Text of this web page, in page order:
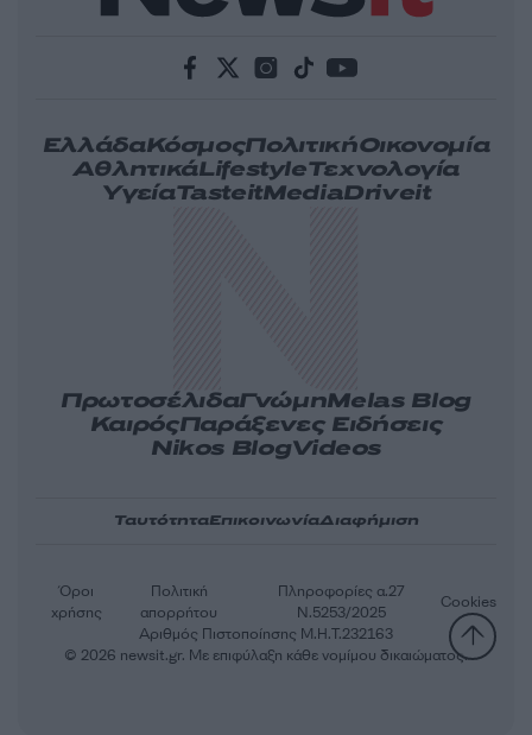
ΕλλάδαΚόσμοςΠολιτικήΟικονομία
ΑθλητικάLifestyleΤεχνολογία
ΥγείαTasteitMediaDriveit
ΠρωτοσέλιδαΓνώμηMelas Blog
ΚαιρόςΠαράξενες Ειδήσεις
Nikos BlogVideos
ΤαυτότηταΕπικοινωνίαΔιαφήμιση
Αριθμός Πιστοποίησης Μ.Η.Τ.232163
Όροι
χρήσης
Πολιτική
απορρήτου
Πληροφορίες α.27
Ν.5253/2025
Cookies
© 2026 newsit.gr. Με επιφύλαξη κάθε νομίμου δικαιώματος.